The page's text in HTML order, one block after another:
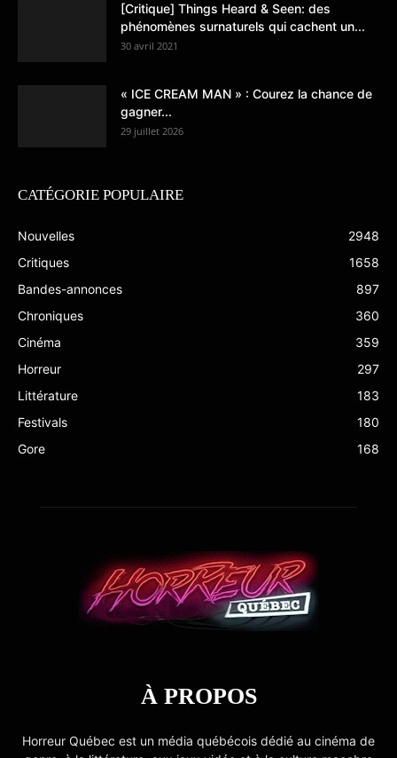
[Critique] Things Heard & Seen: des
phénomènes surnaturels qui cachent un...
30 avril 2021
« ICE CREAM MAN » : Courez la chance de
gagner...
29 juillet 2026
CATÉGORIE POPULAIRE
Nouvelles
2948
Critiques
1658
Bandes-annonces
897
Chroniques
360
Cinéma
359
Horreur
297
Littérature
183
Festivals
180
Gore
168
À PROPOS
Horreur Québec est un média québécois dédié au cinéma de